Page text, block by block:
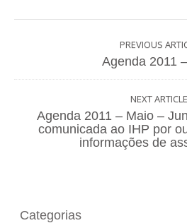
PREVIOUS
Agenda 2011
NEXT ARTICLE
Agenda 2011 – Maio –
comunicada ao IHP por
informações de
Categorias